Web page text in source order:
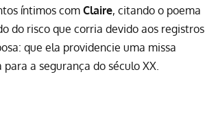
íntimos com Claire, citando o poema
do risco que corria devido aos registros
que ela providencie uma missa
a segurança do século XX.